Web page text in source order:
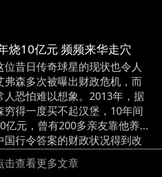
烧10亿元 频频来华走穴
昔日传奇球星的现状也令人
森多次被曝出财政危机，而
人恐怕难以想象。2013年，据
穷得一度买不起汉堡，10年间
亿元，曾有200多亲友靠他养...
行令答案的财政状况得到改
我都不忍看到，对艾弗森而
实。（来源：网易体育）
击查看更多文章